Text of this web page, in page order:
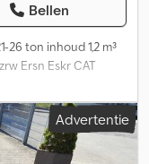
Bellen
26 ton inhoud 1,2 m³
Ersn Eskr CAT
Advertentie